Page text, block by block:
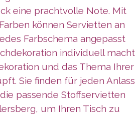
eine prachtvolle Note. Mit
können Servietten an
Farbschema angepasst
individuell macht
und das Thema Ihrer
Sie finden für jeden Anlass
passende Stoffservietten
um Ihren Tisch zu